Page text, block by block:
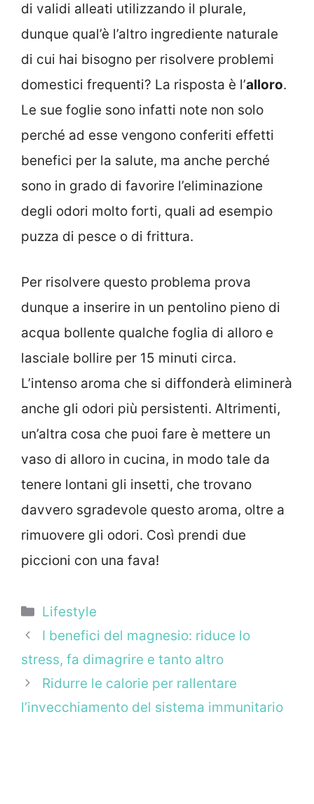
di validi alleati utilizzando il plurale,
dunque qual’è l’altro ingrediente naturale
di cui hai bisogno per risolvere problemi
domestici frequenti? La risposta è l’alloro.
Le sue foglie sono infatti note non solo
perché ad esse vengono conferiti effetti
benefici per la salute, ma anche perché
sono in grado di favorire l’eliminazione
degli odori molto forti, quali ad esempio
puzza di pesce o di frittura.
Per risolvere questo problema prova
dunque a inserire in un pentolino pieno di
acqua bollente qualche foglia di alloro e
lasciale bollire per 15 minuti circa.
L’intenso aroma che si diffonderà eliminerà
anche gli odori più persistenti. Altrimenti,
un’altra cosa che puoi fare è mettere un
vaso di alloro in cucina, in modo tale da
tenere lontani gli insetti, che trovano
davvero sgradevole questo aroma, oltre a
rimuovere gli odori. Così prendi due
piccioni con una fava!
Categorie
Lifestyle
I benefici del magnesio: riduce lo
stress, fa dimagrire e tanto altro
Ridurre le calorie per rallentare
l’invecchiamento del sistema immunitario